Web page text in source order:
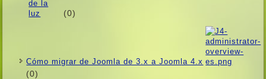
(0)
Cómo migrar de Joomla de 3.x a Joomla 4.x
(0)